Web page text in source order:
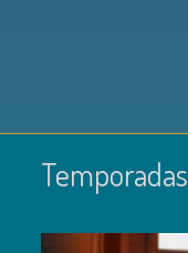
Temporadas